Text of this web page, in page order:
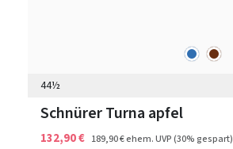
blau braun
44½
Schnürer Turna apfel
132,90 € 189,90 €ehem. UVP(30% gespart)